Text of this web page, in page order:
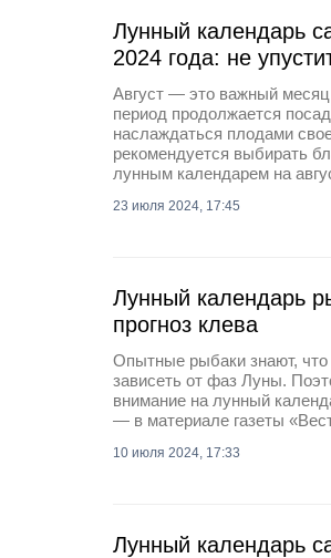
Лунный календарь
2024 года: не
Август — это важный месяц
период продолжается
наслаждаться плодами
рекомендуется выбирать
лунным календарем на
23 июля 2024, 17:45
Лунный календарь
прогноз клева
Опытные рыбаки знают,
зависеть от фаз Луны.
внимание на лунный
— в материале газеты
10 июля 2024, 17:33
Лунный календарь